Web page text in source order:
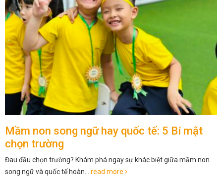
Mầm non song ngữ hay quốc tế: 5 Bí mật
chọn trường
Đau đầu chọn trường? Khám phá ngay sự khác biệt giữa mầm non
song ngữ và quốc tế hoàn... read more